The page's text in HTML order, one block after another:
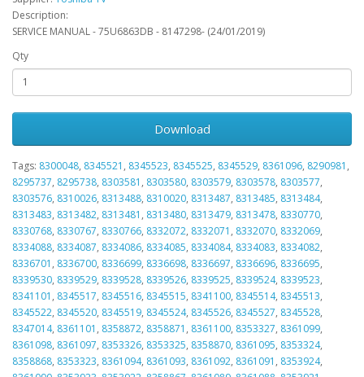
Description:
SERVICE MANUAL - 75U6863DB - 8147298- (24/01/2019)
Qty
Download
Tags: 8300048, 8345521 , 8345523, 8345525, 8345529, 8361096, 8290981 ,
8295737, 8295738, 8303581 , 8303580, 8303579, 8303578, 8303577,
8303576, 8310026, 8313488, 8310020, 8313487, 8313485, 8313484,
8313483, 8313482, 8313481 , 8313480, 8313479, 8313478, 8330770,
8330768, 8330767, 8330766, 8332072, 8332071 , 8332070, 8332069,
8334088, 8334087, 8334086, 8334085, 8334084, 8334083, 8334082,
8336701 , 8336700, 8336699, 8336698, 8336697, 8336696, 8336695,
8339530, 8339529, 8339528, 8339526, 8339525, 8339524, 8339523,
8341101 , 8345517, 8345516, 8345515, 8341100, 8345514, 8345513,
8345522, 8345520, 8345519, 8345524, 8345526, 8345527, 8345528,
8347014, 8361101 , 8358872, 8358871 , 8361100, 8353327, 8361099,
8361098, 8361097, 8353326, 8353325, 8358870, 8361095, 8353324,
8358868, 8353323, 8361094, 8361093, 8361092, 8361091 , 8353924,